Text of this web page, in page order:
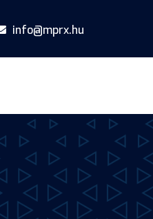
info@mprx.hu